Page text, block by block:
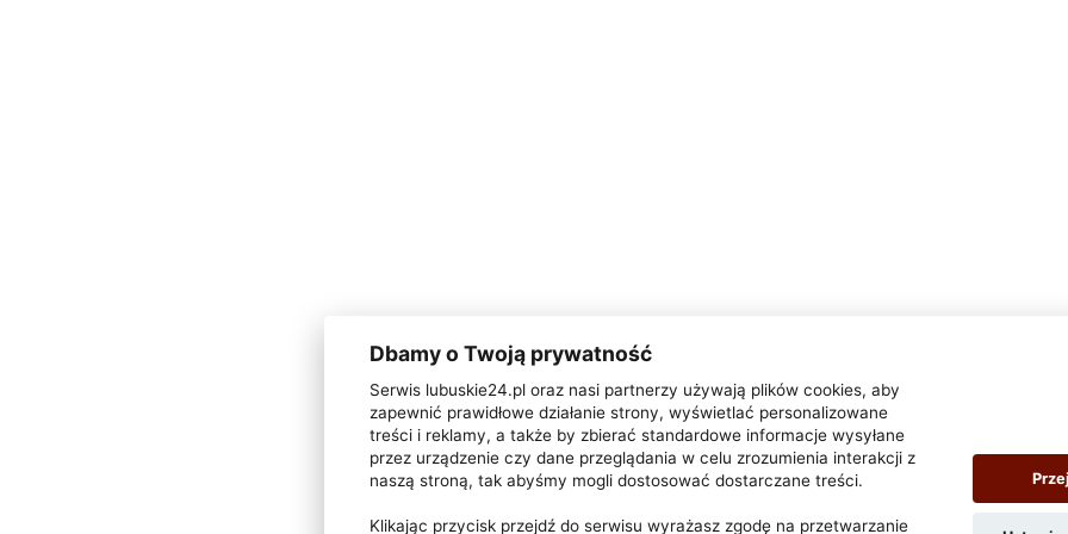
Dbamy o Twoją prywatność
Serwis lubuskie24.pl oraz nasi partnerzy używają plików cookies, aby
zapewnić prawidłowe działanie strony, wyświetlać personalizowane
treści i reklamy, a także by zbierać standardowe informacje wysyłane
przez urządzenie czy dane przeglądania w celu zrozumienia interakcji z
naszą stroną, tak abyśmy mogli dostosować dostarczane treści.
Klikając przycisk przejdź do serwisu wyrażasz zgodę na przetwarzanie